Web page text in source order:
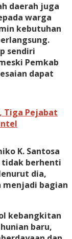
daerah juga
warga
kebutuhan
sendiri
Pemkab
dapat
Tiga Pejabat
K. Santosa
tidak berhenti
dia,
menjadi bagian
kebangkitan
baru,